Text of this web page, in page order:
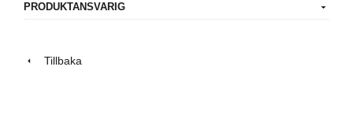
PRODUKTANSVARIG
Tillbaka